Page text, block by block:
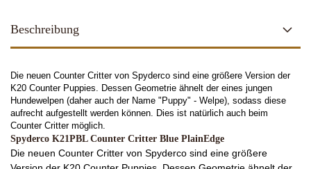
Beschreibung
Die neuen Counter Critter von Spyderco sind eine größere Version der
K20 Counter Puppies. Dessen Geometrie ähnelt der eines jungen
Hundewelpen (daher auch der Name "Puppy" - Welpe), sodass diese
aufrecht aufgestellt werden können. Dies ist natürlich auch beim
Counter Critter möglich.
Spyderco K21PBL Counter Critter Blue PlainEdge
Die neuen Counter Critter von Spyderco sind eine größere